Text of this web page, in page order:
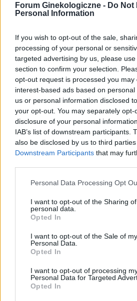
Forum Ginekologiczne - Do Not
Personal Information
If you wish to opt-out of the sale,
processing of your personal or
targeted advertising by us, please
section to confirm your selection.
opt-out request is processed you may
interest-based ads based on
us or personal information disclosed
your opt-out. You may separately
disclosure of your personal
IAB’s list of downstream participants.
also be disclosed by us to third
Downstream Participants that may
Personal Data Processing Opt
I want to opt-out of the Sharing
personal data.
Opted In
I want to opt-out of the Sale of my
Personal Data.
Opted In
I want to opt-out of processing
Personal Data for Targeted
Opted In
Nabrzmiałe wargi
Hej od tygodnia czuje ze mam
sromowe nie wiem co z
Forum:Dla
POWIĄZANE
Tematy przezierność karkowa
ropień gruczołu bartholina
Reklama: